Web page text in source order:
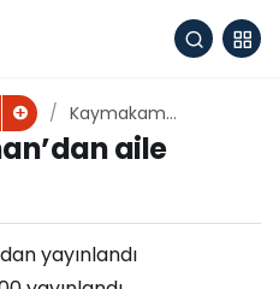
Kaymakam
Duman’dan aile
ziyaretleri
aile
yayınlandı
Paylaş